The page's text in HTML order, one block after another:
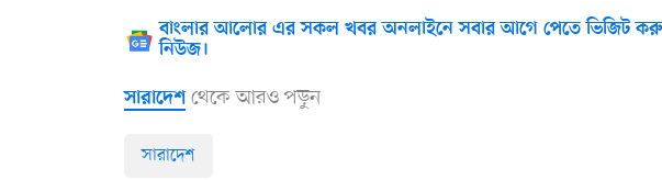
বাংলার আলোর এর সকল খবর অনলাইনে সবার আগে পেতে ভিজিট
নিউজ।
সারাদেশথেকে আরও পড়ুন
সারাদেশ